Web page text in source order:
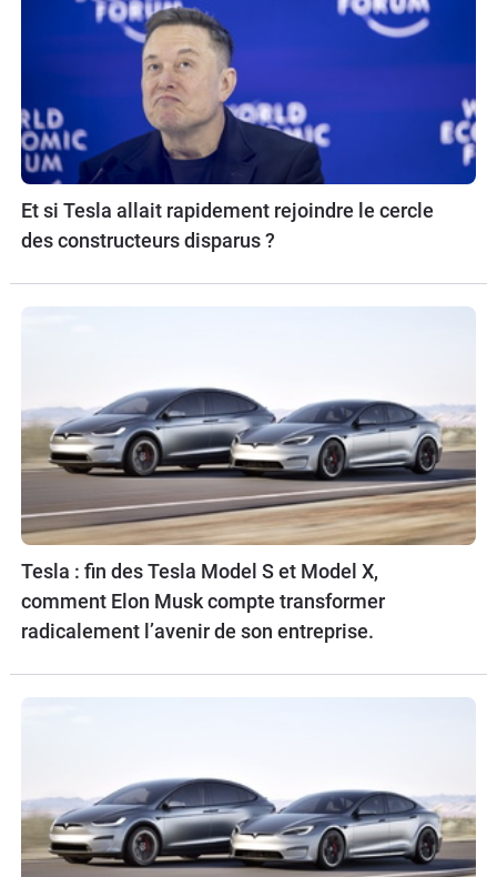
Et si Tesla allait rapidement rejoindre le cercle
des constructeurs disparus ?
Tesla : fin des Tesla Model S et Model X,
comment Elon Musk compte transformer
radicalement l’avenir de son entreprise.